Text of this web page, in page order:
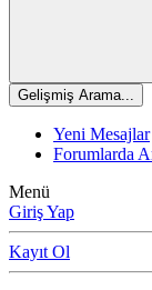
Gelişmiş Arama...
Yeni Mesajlar
Forumlarda
Menü
Giriş Yap
Kayıt Ol